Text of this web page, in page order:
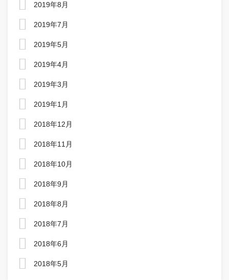
2019年8月
2019年7月
2019年5月
2019年4月
2019年3月
2019年1月
2018年12月
2018年11月
2018年10月
2018年9月
2018年8月
2018年7月
2018年6月
2018年5月